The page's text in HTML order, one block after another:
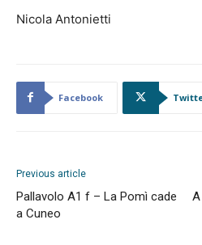
Nicola Antonietti
Facebook
Previous article
Pallavolo A1 f – La Pomì cade
a Cuneo